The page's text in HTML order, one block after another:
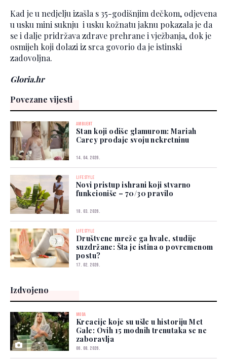
Kad je u nedjelju izašla s 35-godišnjim dečkom, odjevena
u usku mini suknju i usku kožnatu jaknu pokazala je da
se i dalje pridržava zdrave prehrane i vježbanja, dok je
osmijeh koji dolazi iz srca govorio da je istinski
zadovoljna.
Gloria.hr
Povezane vijesti
AMBIJENT
Stan koji odiše glamurom: Mariah
Carey prodaje svoju nekretninu
14. 04. 2026.
LIFESTYLE
Novi pristup ishrani koji stvarno
funkcioniše – 70/30 pravilo
18. 03. 2026.
LIFESTYLE
Društvene mreže ga hvale, studije
suzdržane: Šta je istina o povremenom
postu?
17. 02. 2026.
Izdvojeno
MODA
Kreacije koje su ušle u historiju Met
Gale: Ovih 15 modnih trenutaka se ne
zaboravlja
06. 08. 2026.